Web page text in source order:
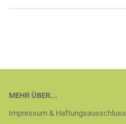
MEHR ÜBER...
Impressum & Haftungsausschluss